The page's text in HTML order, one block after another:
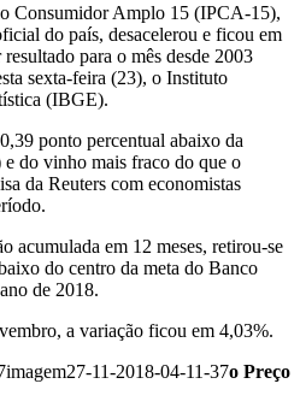
Consumidor Amplo 15 (IPCA-15),
do país, desacelerou e ficou em
para o mês desde 2003
sexta-feira (23), o Instituto
(IBGE).
ponto percentual abaixo da
do vinho mais fraco do que o
da Reuters com economistas
acumulada em 12 meses, retirou-se
do centro da meta do Banco
de 2018.
a variação ficou em 4,03%.
imagem27-11-2018-04-11-37o Preço